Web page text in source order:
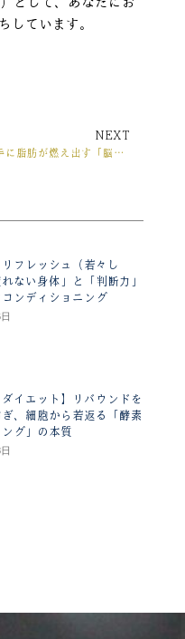
しています。
NEXT
勝手に脂肪が燃え出す「脳のダイエット術」
フレッシュ（若々し
ない身体」と「判断力」
コンディショニング
イエット】リバウンドを
、細胞から若返る「酵素
グ」の本質